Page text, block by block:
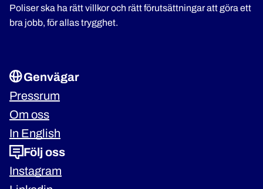
Poliser ska ha rätt villkor och rätt förutsättningar att göra ett
bra jobb, för allas trygghet.
Genvägar
Pressrum
Om oss
In English
Följ oss
Instagram